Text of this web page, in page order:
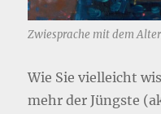
Zwiesprache mit dem
Wie Sie vielleicht
mehr der Jüngste